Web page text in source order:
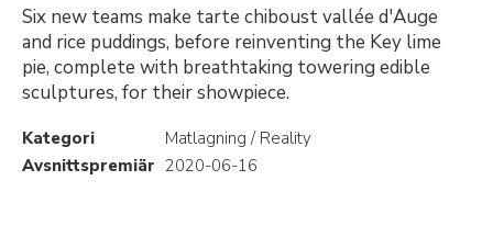
Six new teams make tarte chiboust vallée d'Auge
and rice puddings, before reinventing the Key lime
pie, complete with breathtaking towering edible
sculptures, for their showpiece.
Kategori
Matlagning / Reality
Avsnittspremiär 2020-06-16